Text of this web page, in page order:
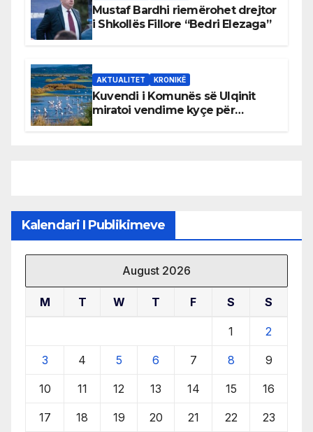
Mustaf Bardhi riemërohet drejtor
i Shkollës Fillore “Bedri Elezaga”
AKTUALITET KRONIKË
Kuvendi i Komunës së Ulqinit
miratoi vendime kyçe për
Kalendari I Publikimeve
August 2026
M T W T F S S
1 2
3 4 5 6 7 8 9
10 11 12 13 14 15 16
17 18 19 20 21 22 23